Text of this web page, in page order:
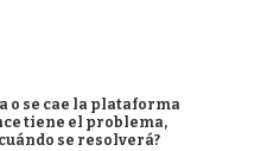
o se cae la plataforma
tiene el problema,
se resolverá?